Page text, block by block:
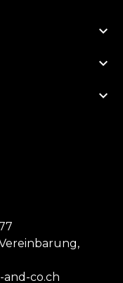



and-co.ch